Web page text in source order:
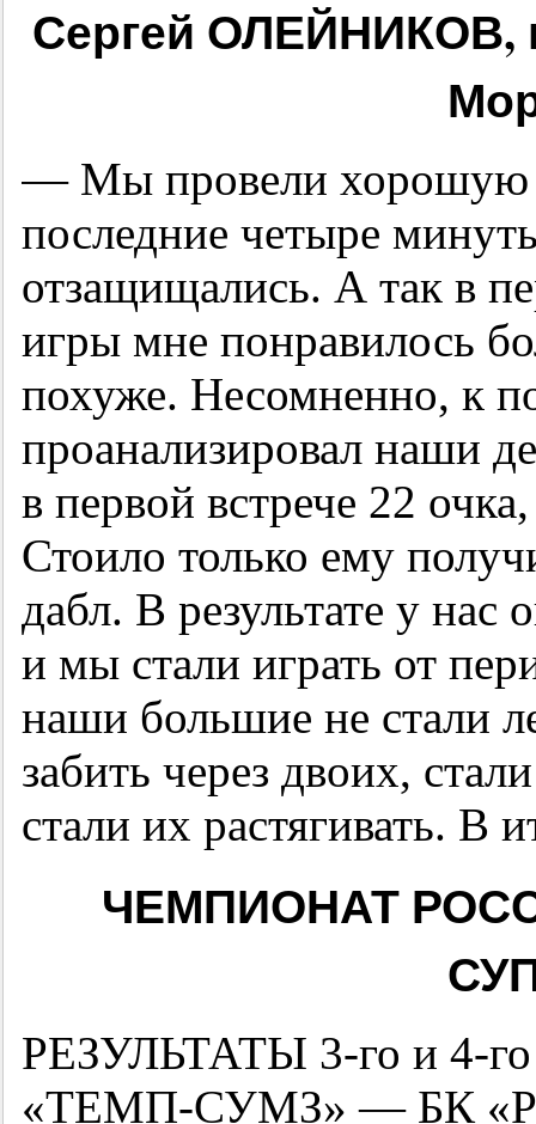
Сергей ОЛЕЙНИКОВ,
— Мы провели хорошую
последние четыре
отзащищались. А так в
игры мне понравилось
похуже. Несомненно, к
проанализировал наши
в первой встрече 22
Стоило только ему
дабл. В результате у нас
и мы стали играть от
наши большие не стали
забить через двоих,
стали их растягивать. В
ЧЕМПИОНАТ
РЕЗУЛЬТАТЫ 3-го и 4-го
«ТЕМП-СУМЗ» — БК